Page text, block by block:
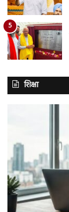
शिक्षा